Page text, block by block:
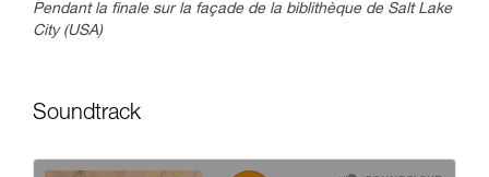
Pendant la finale sur la façade de la biblithèque de Salt Lake
City (USA)
Soundtrack